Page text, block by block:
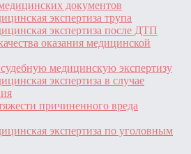
документов
экспертиза трупа
экспертиза после ДТП
оказания медицинской
медицинскую экспертизу
экспертиза в случае
причиненного вреда
экспертиза по уголовным